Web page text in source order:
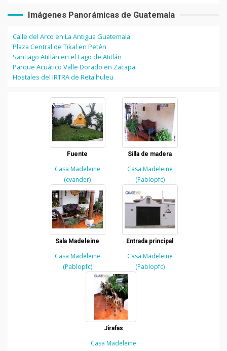
Imágenes Panorámicas de Guatemala
Calle del Arco en La Antigua Guatemala
Plaza Central de Tikal en Petén
Santiago Atitlán en el Lago de Atitlán
Parque Acuático Valle Dorado en Zacapa
Hostales del IRTRA de Retalhuleu
Fuente
Casa Madeleine
(cvander)
Silla de madera
Casa Madeleine
(Pablopfc)
Sala Madeleine
Casa Madeleine
(Pablopfc)
Entrada principal
Casa Madeleine
(Pablopfc)
Jirafas
Casa Madeleine